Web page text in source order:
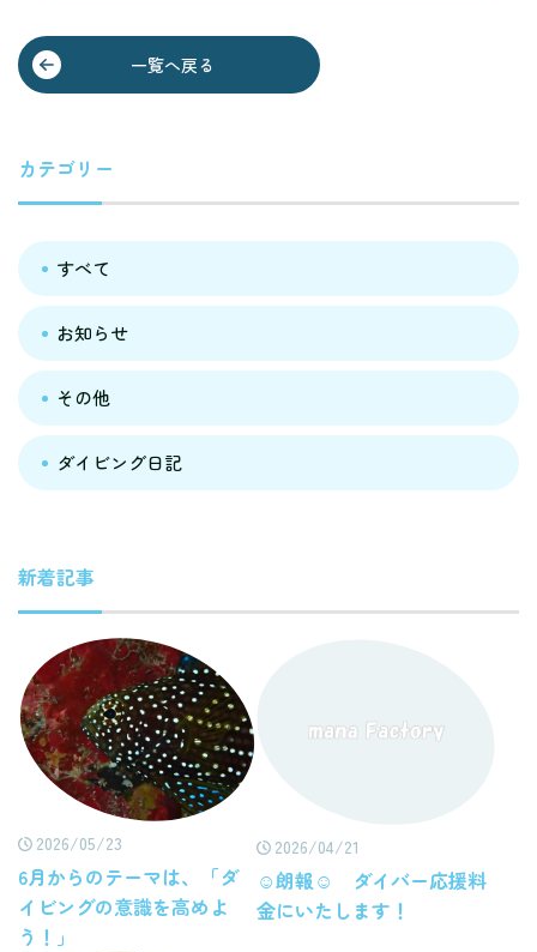
一覧へ戻る
カテゴリー
すべて
お知らせ
その他
ダイビング日記
新着記事
2026/05/23
6月からのテーマは、「ダ
イビングの意識を高めよ
う！」
2026/04/21
☺朗報☺ ダイバー応援料
金にいたします！